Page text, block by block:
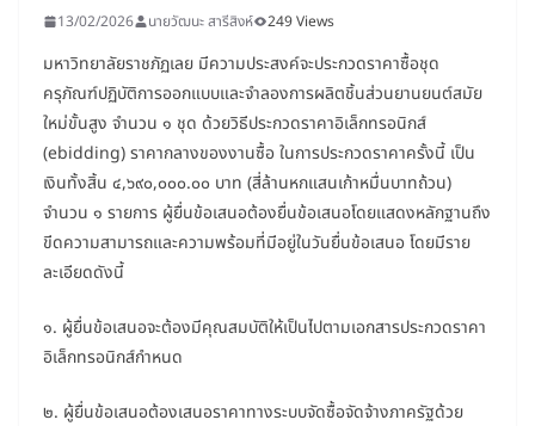
13/02/2026 นายวัฒนะ สารีสิงห์ 249 Views
มหาวิทยาลัยราชภัฏเลย มีความประสงค์จะประกวดราคาซื้อชุด
ครุภัณฑ์ปฏิบัติการออกแบบและจำลองการผลิตชิ้นส่วนยานยนต์สมัย
ใหม่ขั้นสูง จำนวน ๑ ชุด ด้วยวิธีประกวดราคาอิเล็กทรอนิกส์
(ebidding) ราคากลางของงานซื้อ ในการประกวดราคาครั้งนี้ เป็น
เงินทั้งสิ้น ๔,๖๙๐,๐๐๐.๐๐ บาท (สี่ล้านหกแสนเก้าหมื่นบาทถ้วน)
จำนวน ๑ รายการ ผู้ยื่นข้อเสนอต้องยื่นข้อเสนอโดยแสดงหลักฐานถึง
ขีดความสามารถและความพร้อมที่มีอยู่ในวันยื่นข้อเสนอ โดยมีราย
ละเอียดดังนี้
๑. ผู้ยื่นข้อเสนอจะต้องมีคุณสมบัติให้เป็นไปตามเอกสารประกวดราคา
อิเล็กทรอนิกส์กำหนด
๒. ผู้ยื่นข้อเสนอต้องเสนอราคาทางระบบจัดซื้อจัดจ้างภาครัฐด้วย